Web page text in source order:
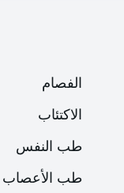
إزالة العامل
اتخاذ القرار
بين الدول أكثر
حالياً من خلال
سيثير ذلك أيضاً
من وجود آلية
الفصام
الاكتئاب
طب النفس
طب الأعصاب